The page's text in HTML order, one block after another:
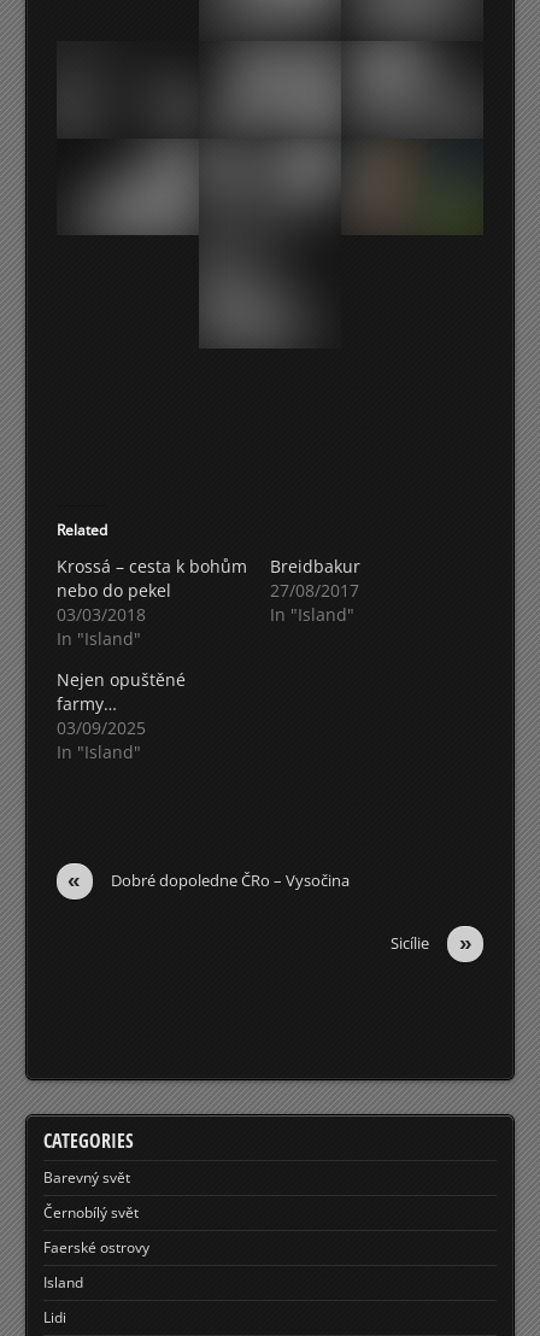
Related
Krossá – cesta k bohům
nebo do pekel
03/03/2018
In "Island"
Breidbakur
27/08/2017
In "Island"
Nejen opuštěné
farmy…
03/09/2025
In "Island"
« Dobré dopoledne ČRo – Vysočina
»
Sicílie
CATEGORIES
Barevný svět
Černobílý svět
Faerské ostrovy
Island
Lidi